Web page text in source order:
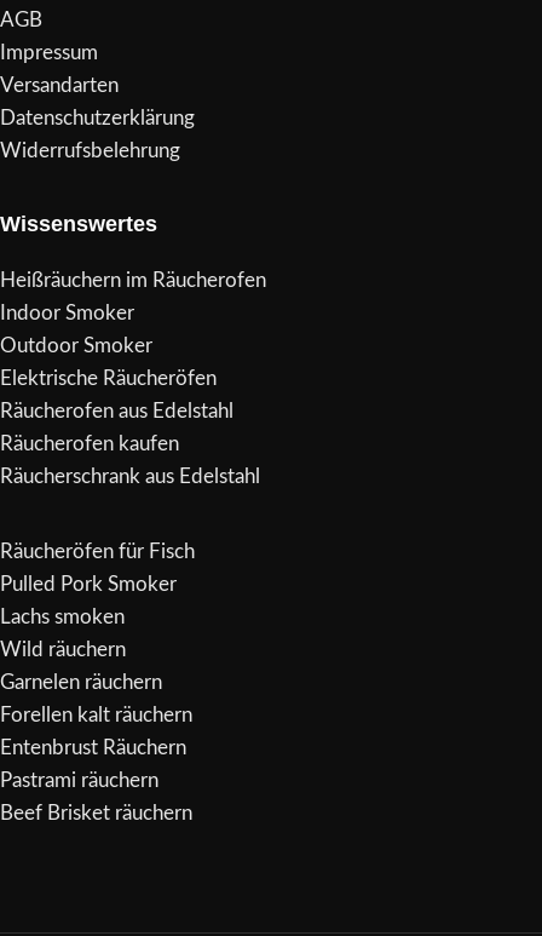
AGB
Impressum
Versandarten
Datenschutzerklärung
Widerrufsbelehrung
Wissenswertes
Heißräuchern im Räucherofen
Indoor Smoker
Outdoor Smoker
Elektrische Räucheröfen
Räucherofen aus Edelstahl
Räucherofen kaufen
Räucherschrank aus Edelstahl
Räucheröfen für Fisch
Pulled Pork Smoker
Lachs smoken
Wild räuchern
Garnelen räuchern
Forellen kalt räuchern
Entenbrust Räuchern
Pastrami räuchern
Beef Brisket räuchern